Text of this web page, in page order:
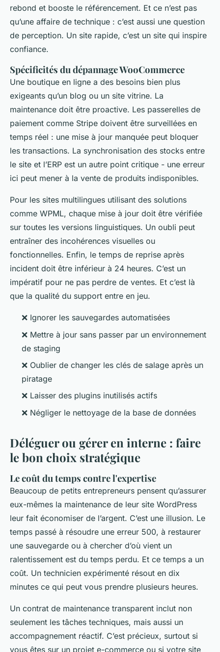
rebond et booste le référencement. Et ce n’est pas
qu’une affaire de technique : c’est aussi une question
de perception. Un site rapide, c’est un site qui inspire
confiance.
Spécificités du dépannage WooCommerce
Une boutique en ligne a des besoins bien plus
exigeants qu’un blog ou un site vitrine. La
maintenance doit être proactive. Les passerelles de
paiement comme Stripe doivent être surveillées en
temps réel : une mise à jour manquée peut bloquer
les transactions. La synchronisation des stocks entre
le site et l’ERP est un autre point critique - une erreur
ici peut mener à la vente de produits indisponibles.
Pour les sites multilingues utilisant des solutions
comme WPML, chaque mise à jour doit être vérifiée
sur toutes les versions linguistiques. Un oubli peut
entraîner des incohérences visuelles ou
fonctionnelles. Enfin, le temps de reprise après
incident doit être inférieur à 24 heures. C’est un
impératif pour ne pas perdre de ventes. Et c’est là
que la qualité du support entre en jeu.
❌ Ignorer les sauvegardes automatisées
❌ Mettre à jour sans passer par un environnement
de staging
❌ Oublier de changer les clés de salage après un
piratage
❌ Laisser des plugins inutilisés actifs
❌ Négliger le nettoyage de la base de données
Déléguer ou gérer en interne : faire
le bon choix stratégique
Le coût du temps contre l'expertise
Beaucoup de petits entrepreneurs pensent qu’assurer
eux-mêmes la maintenance de leur site WordPress
leur fait économiser de l’argent. C’est une illusion. Le
temps passé à résoudre une erreur 500, à restaurer
une sauvegarde ou à chercher d’où vient un
ralentissement est du temps perdu. Et ce temps a un
coût. Un technicien expérimenté résout en dix
minutes ce qui peut vous prendre plusieurs heures.
Un contrat de maintenance transparent inclut non
seulement les tâches techniques, mais aussi un
accompagnement réactif. C’est précieux, surtout si
vous êtes sur un projet e-commerce ou si votre site